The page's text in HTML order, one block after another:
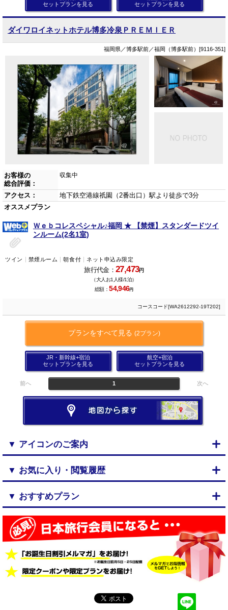
セットプランを見る
セットプランを見る
ダイワロイネットホテル博多冷泉ＰＲＥＭＩＥＲ
福岡県／博多駅前／福岡（博多駅前）[9116-351]
お客様の
総合評価：
収集中
アクセス：
地下鉄空港線祇園（2番出口）駅より徒歩で3分
オススメプラン
Ｗｅｂコレスペシャル♪福岡 ★ 【禁煙】スタンダードツイ
ンルーム(2名1室)
ツイン 禁煙ルーム 朝食付 ネット申込み限定
旅行代金：27,473円
（大人お1人様/1泊）
総額：54,946円
コースコード[WA2612292-19T202]
プランをすべて見る (2プラン)
JR・新幹線+宿泊
セットプランを見る
航空+宿泊
セットプランを見る
前へ 1 次へ
▼ アイコンのご案内
▼ お気に入り・閲覧履歴
▼ おすすめプラン